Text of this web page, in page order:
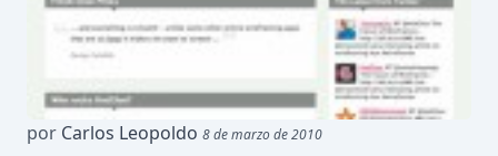
por Carlos Leopoldo 8 de marzo de 2010